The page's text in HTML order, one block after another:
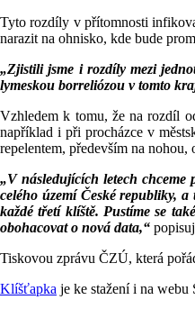
Tyto rozdíly v přítomnosti
narazit na ohnisko, kde bude
„Zjistili jsme i rozdíly mezi
lymeskou borreliózou v tomto
Vzhledem k tomu, že na rozdíl
například i při procházce v
repelentem, především na
„V následujících letech
celého území České republiky,
každé třetí klíště. Pustíme se
obohacovat o nová data,“
Tiskovou zprávu ČZÚ, která
Klíšťapka je ke stažení i na